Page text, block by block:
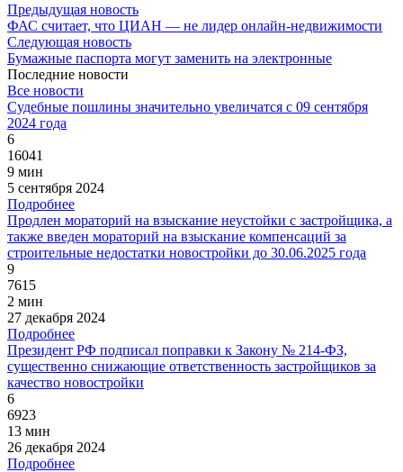
Предыдущая новость
ФАС считает, что ЦИАН — не лидер онлайн-недвижимости
Следующая новость
Бумажные паспорта могут заменить на электронные
Последние новости
Все новости
Судебные пошлины значительно увеличатся с 09 сентября
2024 года
6
16041
9 мин
5 сентября 2024
Подробнее
Продлен мораторий на взыскание неустойки с застройщика, а
также введен мораторий на взыскание компенсаций за
строительные недостатки новостройки до 30.06.2025 года
9
7615
2 мин
27 декабря 2024
Подробнее
Президент РФ подписал поправки к Закону № 214-ФЗ,
существенно снижающие ответственность застройщиков за
качество новостройки
6
6923
13 мин
26 декабря 2024
Подробнее